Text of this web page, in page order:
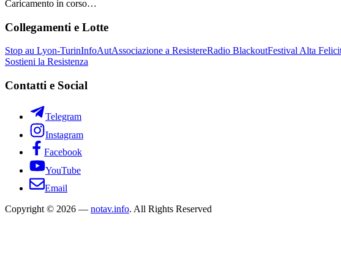
Caricamento in corso…
Collegamenti e Lotte
Stop au Lyon-TurinInfoAutAssociazione a ResistereRadio BlackoutFestival Alta
Sostieni la Resistenza
Contatti e Social
Telegram
Instagram
Facebook
YouTube
Email
Copyright © 2026 — notav.info. All Rights Reserved